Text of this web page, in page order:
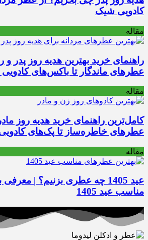
کادویی شیک
مقاله
راهنمای خرید بهترین هدیه روز پدر و
عطرهای ماندگار تا باکس‌های
مقاله
کامل‌ترین راهنمای خرید هدیه روز
عطرهای خاطره‌ساز تا پک‌های
مقاله
عید 1405 چه عطری بزنیم؟ |
مناسب عید 1405